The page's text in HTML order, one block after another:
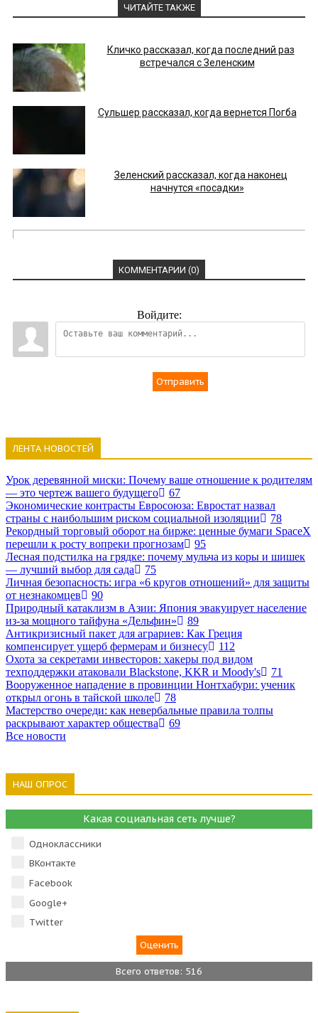
ЧИТАЙТЕ ТАКЖЕ
Кличко рассказал, когда последний раз
встречался с Зеленским
Сульшер рассказал, когда вернется Погба
Зеленский рассказал, когда наконец
начнутся «посадки»
КОММЕНТАРИИ (0)
Войдите:
Отправить
ЛЕНТА НОВОСТЕЙ
Урок деревянной миски: Почему ваше отношение к родителям
— это чертеж вашего будущего
67
Экономические контрасты Евросоюза: Евростат назвал
страны с наибольшим риском социальной изоляции
78
Рекордный торговый оборот на бирже: ценные бумаги SpaceX
перешли к росту вопреки прогнозам
95
Лесная подстилка на грядке: почему мульча из коры и шишек
— лучший выбор для сада
75
Личная безопасность: игра «6 кругов отношений» для защиты
от незнакомцев
90
Природный катаклизм в Азии: Япония эвакуирует население
из-за мощного тайфуна «Дельфин»
89
Антикризисный пакет для аграриев: Как Греция
компенсирует ущерб фермерам и бизнесу
112
Охота за секретами инвесторов: хакеры под видом
техподдержки атаковали Blackstone, KKR и Moody's
71
Вооруженное нападение в провинции Нонтхабури: ученик
открыл огонь в тайской школе
78
Мастерство очереди: как невербальные правила толпы
раскрывают характер общества
69
Все новости
НАШ ОПРОС
Какая социальная сеть лучше?
Одноклассники
ВКонтакте
Facebook
Google+
Тwitter
Всего ответов: 516